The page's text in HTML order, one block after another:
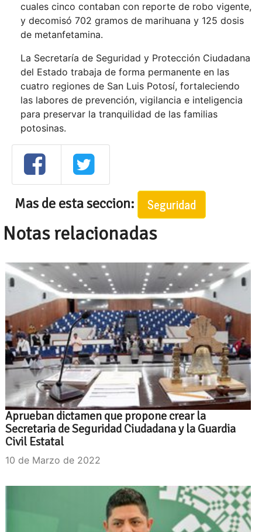
cuales cinco contaban con reporte de robo vigente,
y decomisó 702 gramos de marihuana y 125 dosis
de metanfetamina.
La Secretaría de Seguridad y Protección Ciudadana
del Estado trabaja de forma permanente en las
cuatro regiones de San Luis Potosí, fortaleciendo
las labores de prevención, vigilancia e inteligencia
para preservar la tranquilidad de las familias
potosinas.
Mas de esta seccion: Seguridad
Notas relacionadas
Aprueban dictamen que propone crear la
Secretaria de Seguridad Ciudadana y la Guardia
Civil Estatal
10 de Marzo de 2022